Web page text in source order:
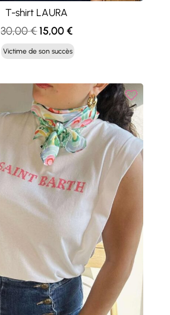
T-shirt LAURA
30,00€ Le
prix
initial
30,00 €.
15,00€Le
prix
actuel
15,00 €.
Victime de son succès